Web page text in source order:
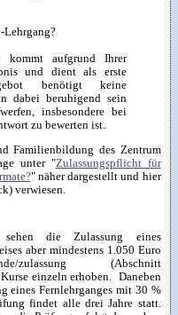
Lehrgang?
kommt aufgrund Ihrer
und dient als erste
benötigt keine
dabei beruhigend sein
insbesondere bei
zu bewerten ist.
Familienbildung des Zentrum
unter "Zulassungspflicht für
" näher dargestellt und hier
verwiesen.
die Zulassung eines
aber mindestens 1.050 Euro
zulassung (Abschnitt
einzeln erhoben. Daneben
eines Fernlehrganges mit 30 %
findet alle drei Jahre statt.